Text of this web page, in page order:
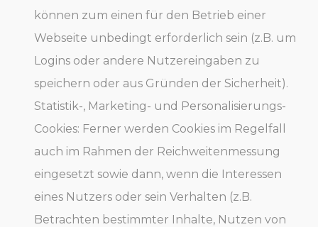
können zum einen für den Betrieb einer
Webseite unbedingt erforderlich sein (z.B. um
Logins oder andere Nutzereingaben zu
speichern oder aus Gründen der Sicherheit).
Statistik-, Marketing- und Personalisierungs-
Cookies: Ferner werden Cookies im Regelfall
auch im Rahmen der Reichweitenmessung
eingesetzt sowie dann, wenn die Interessen
eines Nutzers oder sein Verhalten (z.B.
Betrachten bestimmter Inhalte, Nutzen von